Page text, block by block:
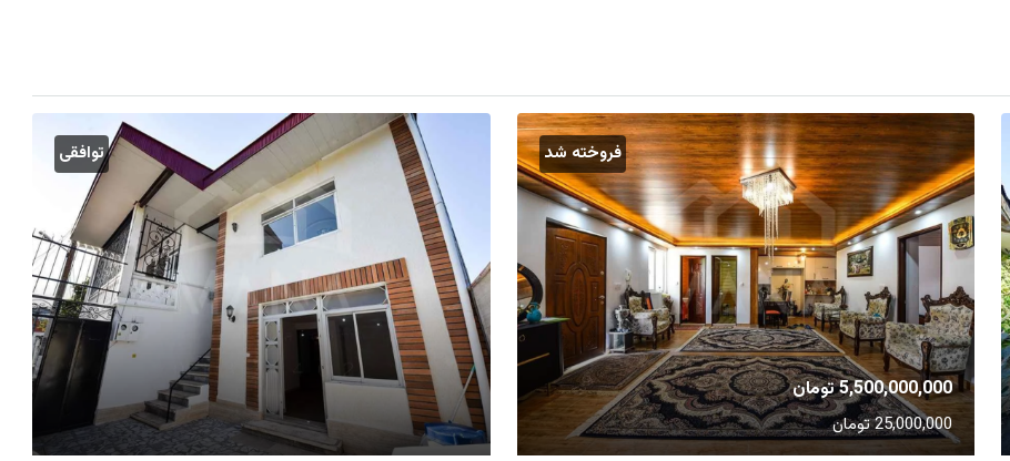
فروخته شد
5,500,000,000 تومان
25,000,000 تومان
توافقی